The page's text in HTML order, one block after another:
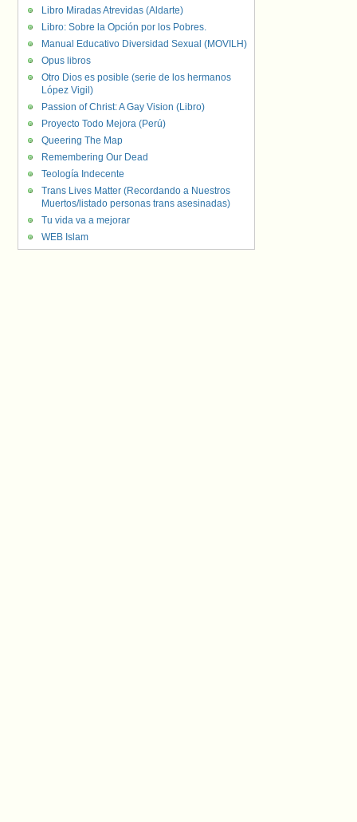
Libro Miradas Atrevidas (Aldarte)
Libro: Sobre la Opción por los Pobres.
Manual Educativo Diversidad Sexual (MOVILH)
Opus libros
Otro Dios es posible (serie de los hermanos
López Vigil)
Passion of Christ: A Gay Vision (Libro)
Proyecto Todo Mejora (Perú)
Queering The Map
Remembering Our Dead
Teología Indecente
Trans Lives Matter (Recordando a Nuestros
Muertos/listado personas trans asesinadas)
Tu vida va a mejorar
WEB Islam